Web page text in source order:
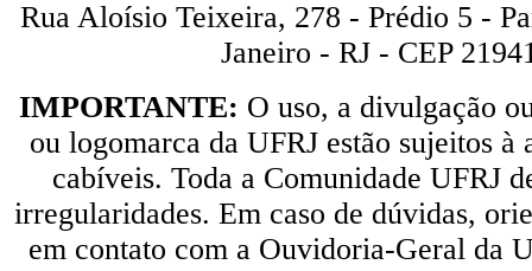
Rua Aloísio Teixeira, 278 - Prédio 5 -
Janeiro - RJ - CEP
IMPORTANTE: O uso, a divulgação
ou logomarca da UFRJ estão sujeitos
cabíveis. Toda a Comunidade UFRJ
irregularidades. Em caso de dúvidas,
em contato com a Ouvidoria-Geral da